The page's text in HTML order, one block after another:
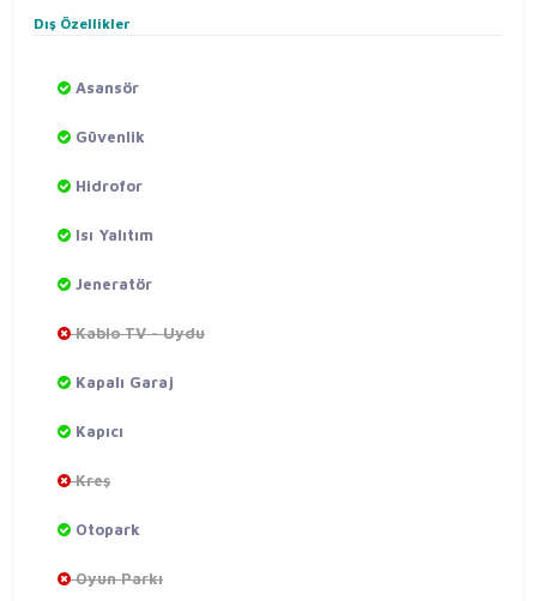
Dış Özellikler
Asansör
Güvenlik
Hidrofor
Isı Yalıtım
Jeneratör
Kablo TV - Uydu
Kapalı Garaj
Kapıcı
Kreş
Otopark
Oyun Parkı